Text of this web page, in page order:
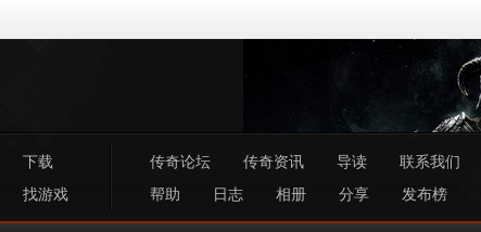
下载
找游戏
传奇论坛 传奇资讯 导读 联系我们
帮助
日志 相册 分享 发布榜